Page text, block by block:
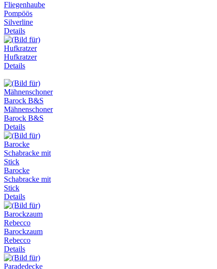
Fliegenhaube
Pompöös
Silverline
Details
Hufkratzer
Details
Mähnenschoner
Barock B&S
Details
Barocke
Schabracke mit
Stick
Details
Barockzaum
Rebecco
Details